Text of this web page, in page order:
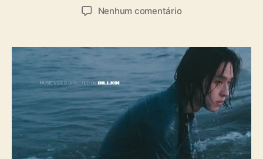
a
r
p
s
t
d
e
p
b
Nenhum comentárioe
i
l